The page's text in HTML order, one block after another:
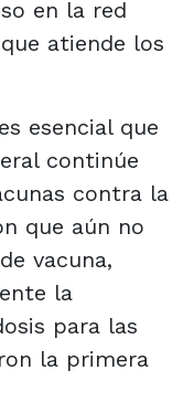
en la red
atiende los
esencial que
continúe
contra la
que aún no
vacuna,
la
para las
la primera